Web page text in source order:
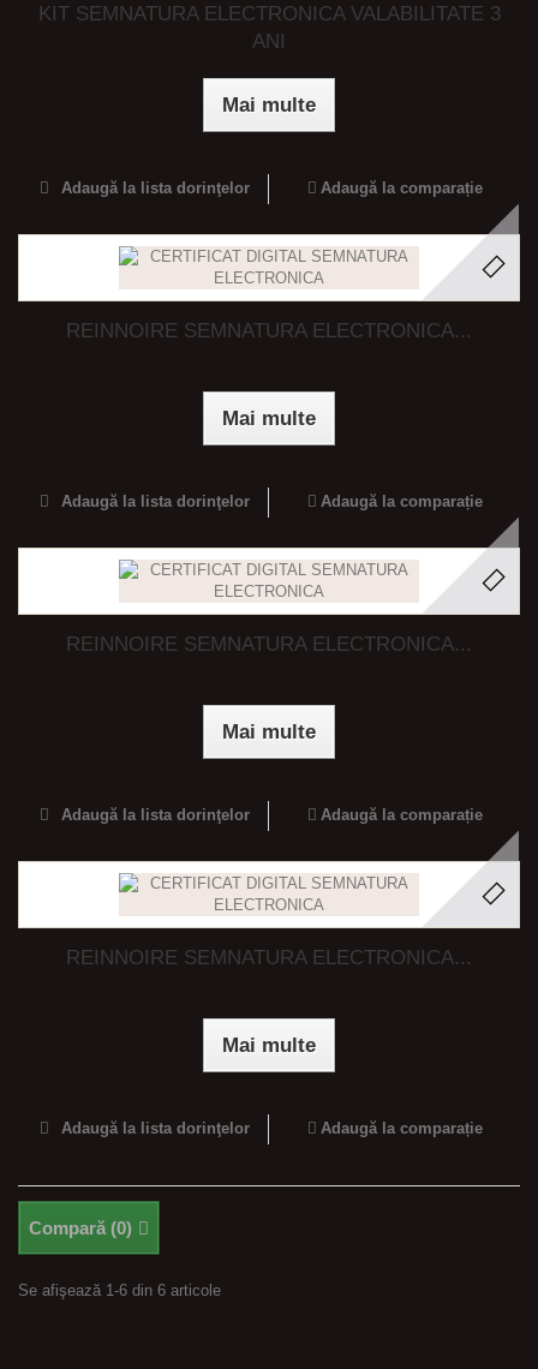
KIT SEMNATURA ELECTRONICA VALABILITATE 3
ANI
Mai multe
Adaugă la lista dorinţelor Adaugă la comparație
REINNOIRE SEMNATURA ELECTRONICA...
Mai multe
Adaugă la lista dorinţelor Adaugă la comparație
REINNOIRE SEMNATURA ELECTRONICA...
Mai multe
Adaugă la lista dorinţelor Adaugă la comparație
REINNOIRE SEMNATURA ELECTRONICA...
Mai multe
Adaugă la lista dorinţelor Adaugă la comparație
Compară (0)
Se afişează 1-6 din 6 articole